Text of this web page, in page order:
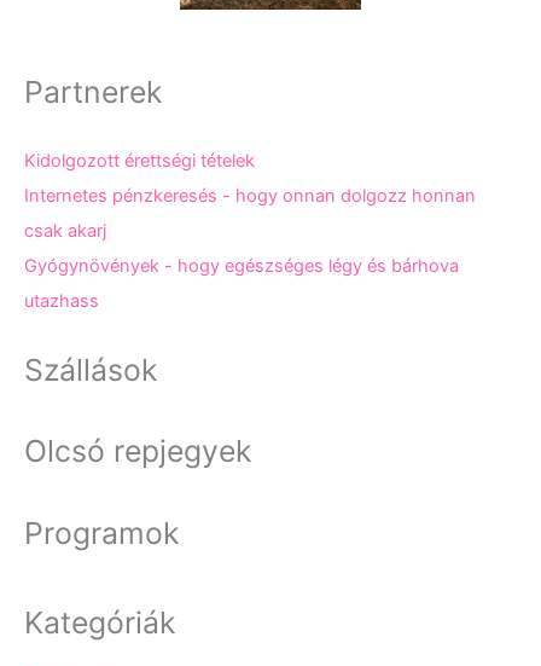
Partnerek
Kidolgozott érettségi tételek
Internetes pénzkeresés - hogy onnan dolgozz honnan
csak akarj
Gyógynövények - hogy egészséges légy és bárhova
utazhass
Szállások
Olcsó repjegyek
Programok
Kategóriák